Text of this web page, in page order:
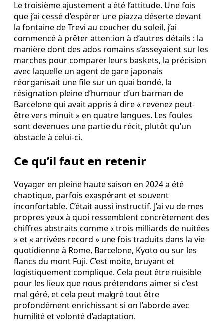
Le troisième ajustement a été l’attitude. Une fois
que j’ai cessé d’espérer une piazza déserte devant
la fontaine de Trevi au coucher du soleil, j’ai
commencé à prêter attention à d’autres détails : la
manière dont des ados romains s’asseyaient sur les
marches pour comparer leurs baskets, la précision
avec laquelle un agent de gare japonais
réorganisait une file sur un quai bondé, la
résignation pleine d’humour d’un barman de
Barcelone qui avait appris à dire « revenez peut-
être vers minuit » en quatre langues. Les foules
sont devenues une partie du récit, plutôt qu’un
obstacle à celui-ci.
Ce qu’il faut en retenir
Voyager en pleine haute saison en 2024 a été
chaotique, parfois exaspérant et souvent
inconfortable. C’était aussi instructif. J’ai vu de mes
propres yeux à quoi ressemblent concrètement des
chiffres abstraits comme « trois milliards de nuitées
» et « arrivées record » une fois traduits dans la vie
quotidienne à Rome, Barcelone, Kyoto ou sur les
flancs du mont Fuji. C’est moite, bruyant et
logistiquement compliqué. Cela peut être nuisible
pour les lieux que nous prétendons aimer si c’est
mal géré, et cela peut malgré tout être
profondément enrichissant si on l’aborde avec
humilité et volonté d’adaptation.